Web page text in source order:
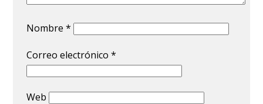
Nombre*
Correo electrónico*
Web